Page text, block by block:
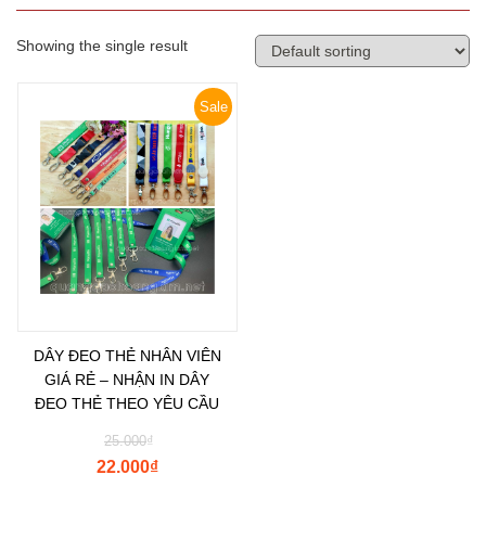
Showing the single result
Sale
DÂY ĐEO THẺ NHÂN VIÊN
GIÁ RẺ – NHẬN IN DÂY
ĐEO THẺ THEO YÊU CẦU
₫
25.000
₫
22.000